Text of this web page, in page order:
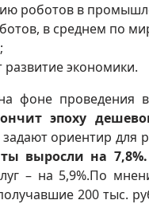
роботов в
в среднем по
развитие экономики.
фоне проведения
эпоху
ориентир для
выросли на 7,8%.
– на 5,9%.По
200 тыс.